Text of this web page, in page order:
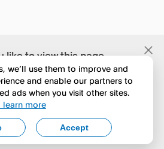
like to view this page
in English?
a esplorare
change to English
we’ll use them to improve and
and enable our partners to
ads when you visit other sites.
learn more
Accept